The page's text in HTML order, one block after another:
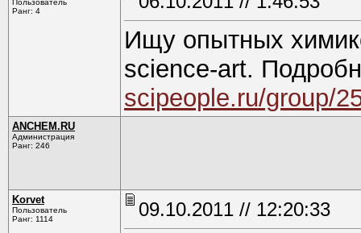
Пользователь
Ранг: 4
Ищу опытных
science-art.
scipeople.ru/group/
ANCHEM.RU
Администрация
Ранг: 246
Korvet
Пользователь
Ранг: 1114
09.10.2011 // 12:20:33